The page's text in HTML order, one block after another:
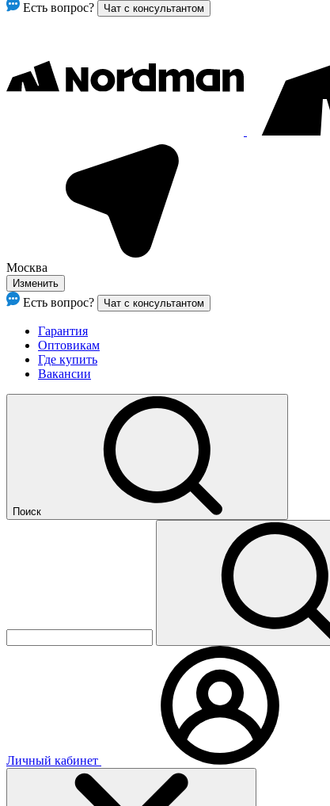
Есть вопрос? Чат с консультантом
Москва
Изменить
Есть вопрос? Чат с консультантом
Гарантия
Оптовикам
Где купить
Вакансии
Поиск
Личный кабинет